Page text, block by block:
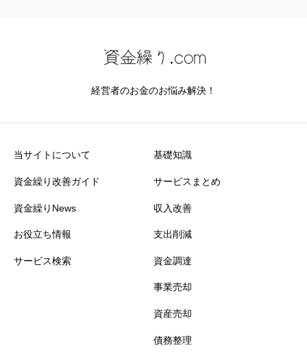
経営者のお金のお悩み解決！
当サイトについて
資金繰り改善ガイド
資金繰りNews
お役立ち情報
サービス検索
基礎知識
サービスまとめ
収入改善
支出削減
資金調達
事業売却
資産売却
債務整理